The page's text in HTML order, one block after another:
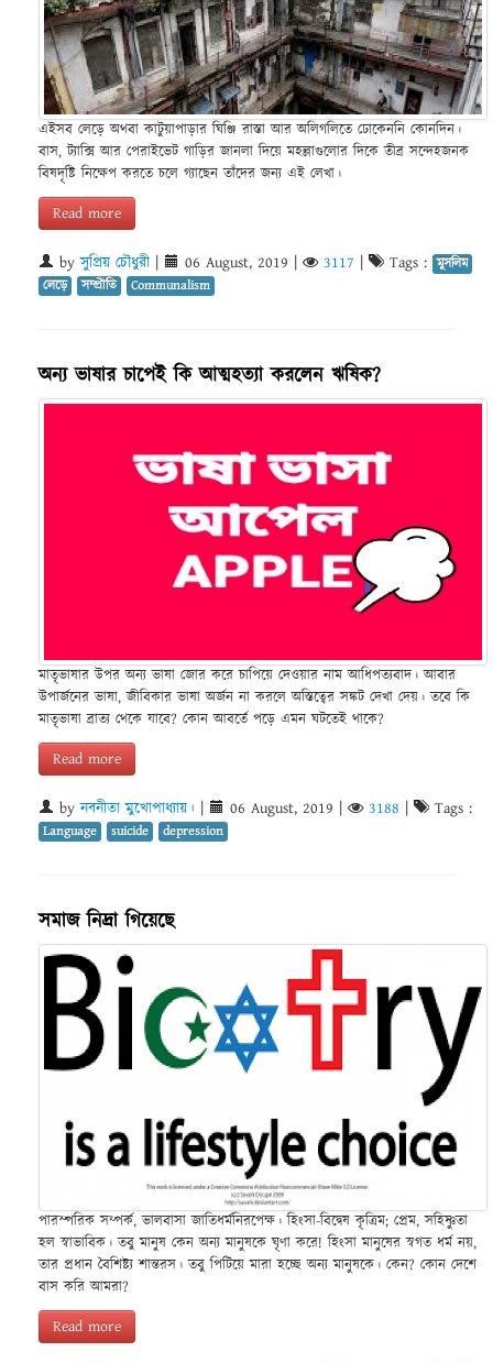
এইসব লেড়ে অথবা কাটুয়াপাড়ার ঘিঞ্জি রাস্তা আর অলিগলিতে ঢোকেননি কোনদিন।
বাস, ট্যাক্সি আর পেরাইভেট গাড়ির জানলা দিয়ে মহল্লাগুলোর দিকে তীব্র সন্দেহজনক
বিষদৃষ্টি নিক্ষেপ করতে চলে গ্যাছেন তাঁদের জন্য এই লেখা।
Read more
byসুপ্রিয় চৌধুরী | 06 August, 2019 | 3117 | Tags : মুসলিম
লেড়ে
সম্প্রীতি Communalism
অন্য ভাষার চাপেই কি আত্মহত্যা করলেন ঋষিক?
মাতৃভাষার উপর অন্য ভাষা জোর করে চাপিয়ে দেওয়ার নাম আধিপত্যবাদ। আবার
উপার্জনের ভাষা, জীবিকার ভাষা অর্জন না করলে অস্তিত্বের সঙ্কট দেখা দেয়। তবে কি
মাতৃভাষা ব্রাত্য থেকে যাবে? কোন আবর্তে পড়ে এমন ঘটতেই থাকে?
Read more
byনবনীতা মুখোপাধ্যায়। | 06 August, 2019 | 3188 | Tags :
Language suicide depression
সমাজ নিদ্রা গিয়েছে
পারস্পরিক সম্পর্ক, ভালবাসা জাতিধর্মনিরপেক্ষ। হিংসা-বিদ্বেষ কৃত্রিম; প্রেম, সহিষ্ণুতা
হল স্বাভাবিক। তবু মানুষ কেন অন্য মানুষকে ঘৃণা করে! হিংসা মানুষের স্বগত ধর্ম নয়,
তার প্রধান বৈশিষ্ট্য শান্তরস। তবু পিটিয়ে মারা হচ্ছে অন্য মানুষকে। কেন? কোন দেশে
বাস করি আমরা?
Read more